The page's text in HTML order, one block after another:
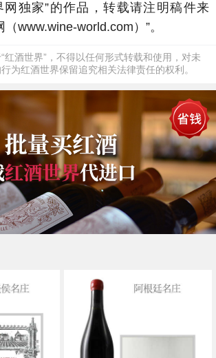
网独家”的作品，转载请注明稿件来
www.wine-world.com）”。
红酒世界”，不得以任何形式转载和使用，对未
为红酒世界保留追究相关法律责任的权利。